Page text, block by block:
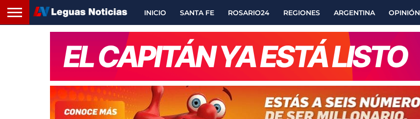
INICIO SANTA FE ROSARIO24 REGIONES ARGENTINA OPINIÓN